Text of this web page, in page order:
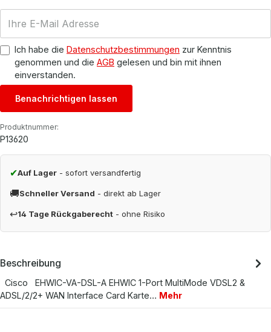
Ich habe die Datenschutzbestimmungen zur Kenntnis
genommen und die AGB gelesen und bin mit ihnen
einverstanden.
Benachrichtigen lassen
Produktnummer:
P13620
✔Auf Lager - sofort versandfertig
🚚Schneller Versand - direkt ab Lager
↩14 Tage Rückgaberecht - ohne Risiko
Beschreibung
Cisco EHWIC-VA-DSL-A EHWIC 1-Port MultiMode VDSL2 &
ADSL/2/2+ WAN Interface Card Karte… Mehr